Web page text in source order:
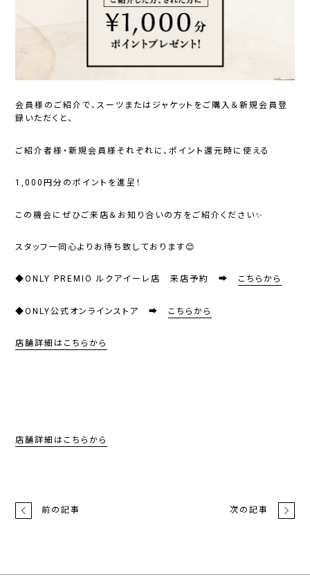
会員様のご紹介で、スーツまたはジャケットをご購入＆新規会員登
録いただくと、
ご紹介者様・新規会員様それぞれに、ポイント還元時に使える
1,000円分のポイント を進呈！
この機会にぜひご来店＆お知り合いの方をご紹介ください✨
スタッフ一同心よりお待ち致しております😊
◆ONLY PREMIO ルクアイーレ店 来店予約 ➡ こちらから
◆ONLY公式オンラインストア ➡ こちらから
店舗詳細はこちらから
店舗詳細はこちらから
前の記事 次の記事